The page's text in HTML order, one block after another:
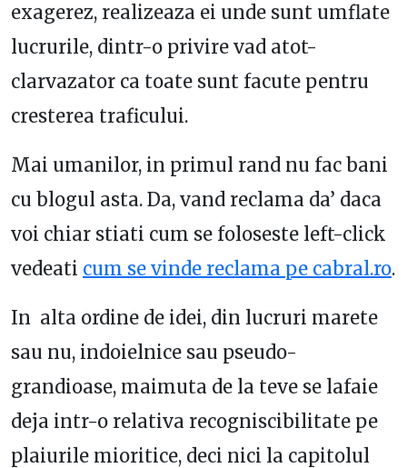
exagerez, realizeaza ei unde sunt umflate
lucrurile, dintr-o privire vad atot-
clarvazator ca toate sunt facute pentru
cresterea traficului.
Mai umanilor, in primul rand nu fac bani
cu blogul asta. Da, vand reclama da’ daca
voi chiar stiati cum se foloseste left-click
vedeati cum se vinde reclama pe cabral.ro.
In alta ordine de idei, din lucruri marete
sau nu, indoielnice sau pseudo-
grandioase, maimuta de la teve se lafaie
deja intr-o relativa recogniscibilitate pe
plaiurile mioritice, deci nici la capitolul